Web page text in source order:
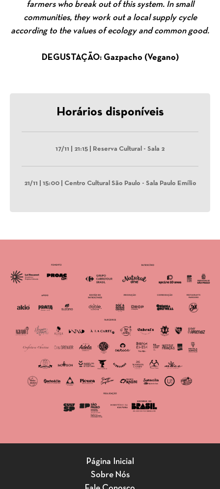
farmers who break out of this system. In small
communities, they work out a local supply cycle
according to the values of ecology and common good.
DEGUSTAÇÃO: Gazpacho (Vegano)
Horários disponíveis
17/11 | 21:15 | Reserva Cultural - Sala 2
21/11 | 15:00 | Centro Cultural São Paulo - Sala Paulo Emílio
Página Inicial
Sobre Nós